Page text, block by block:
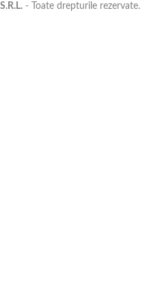
- Toate drepturile rezervate.